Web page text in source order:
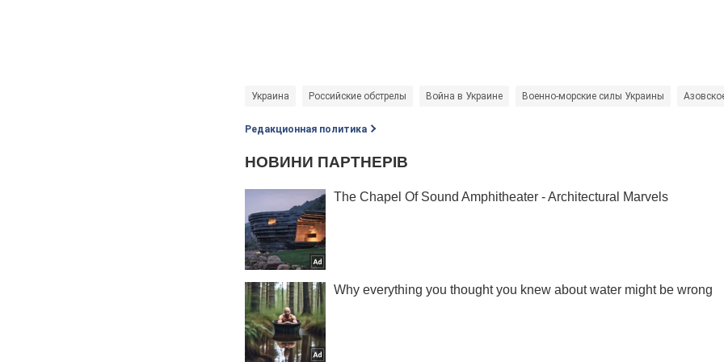
Украина Российские обстрелы Война в Украине Военно-морские силы Украины
Редакционная политика